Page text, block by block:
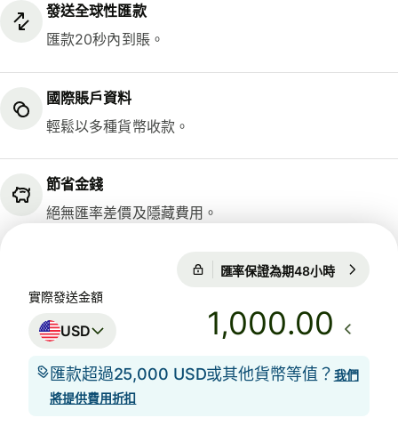
發送全球性匯款
匯款20秒內到賬。
國際賬戶資料
輕鬆以多種貨幣收款。
節省金錢
絕無匯率差價及隱藏費用。
匯率保證為期48小時
實際發送金額
USD .00
匯款超過25,000 USD或其他貨幣等值？ 我們
將提供費用折扣